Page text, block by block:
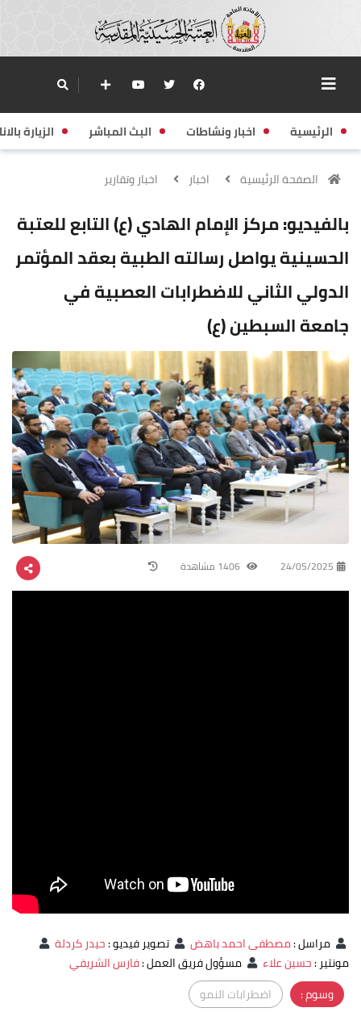
الرئيسية اخبار ونشاطات البث المباشر الزيارة
الصفحة الرئيسية اخبار اخبار وتقارير
بالفيديو: مركز الإمام الهادي (ع) التابع للعتبة
الحسينية يواصل رسالته الطبية بعقد المؤتمر
الدولي الثاني للاضطرابات العصبية في
جامعة السبطين (ع)
24/05/2025
مراسل:مصطفى احمد باهض تصوير فيديو:حيدر كردلة
مونتير:حسين علاء مسؤول فريق العمل:فارس الشريفي
وسوم :
اضطرابات النمو